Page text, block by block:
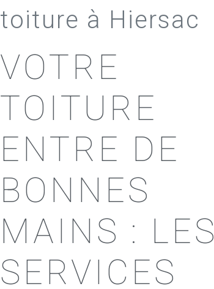
toiture à Hiersac
VOTRE
TOITURE
ENTRE DE
BONNES
MAINS : LES
SERVICES